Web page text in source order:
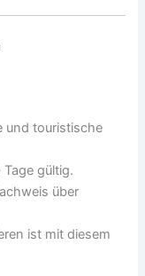
und touristische
gültig.
über
ist mit diesem